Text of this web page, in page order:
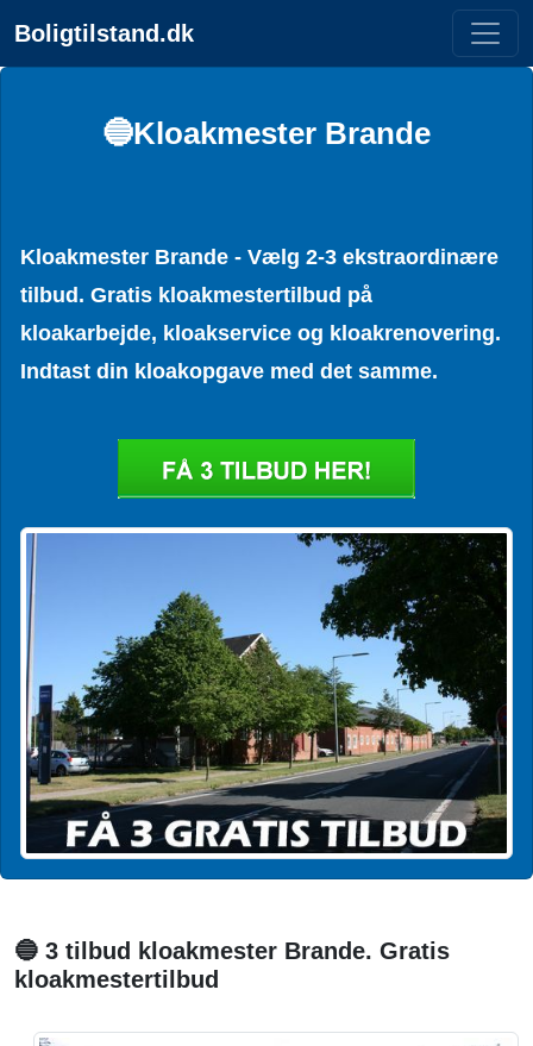
Boligtilstand.dk
🔵Kloakmester Brande
Kloakmester Brande - Vælg 2-3 ekstraordinære
tilbud. Gratis kloakmestertilbud på
kloakarbejde, kloakservice og kloakrenovering.
Indtast din kloakopgave med det samme.
🔵 3 tilbud kloakmester Brande. Gratis
kloakmestertilbud